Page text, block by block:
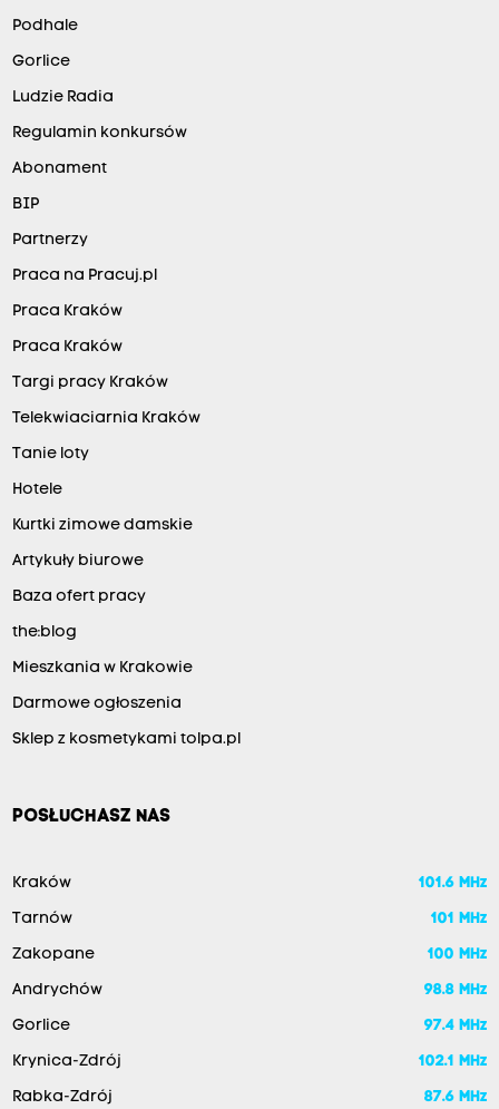
Podhale
Gorlice
Ludzie Radia
Regulamin konkursów
Abonament
BIP
Partnerzy
Praca na Pracuj.pl
Praca Kraków
Praca Kraków
Targi pracy Kraków
Telekwiaciarnia Kraków
Tanie loty
Hotele
Kurtki zimowe damskie
Artykuły biurowe
Baza ofert pracy
the:blog
Mieszkania w Krakowie
Darmowe ogłoszenia
Sklep z kosmetykami tolpa.pl
POSŁUCHASZ NAS
Kraków 101.6 MHz
Tarnów 101 MHz
Zakopane 100 MHz
Andrychów 98.8 MHz
Gorlice 97.4 MHz
Krynica-Zdrój 102.1 MHz
Rabka-Zdrój 87.6 MHz